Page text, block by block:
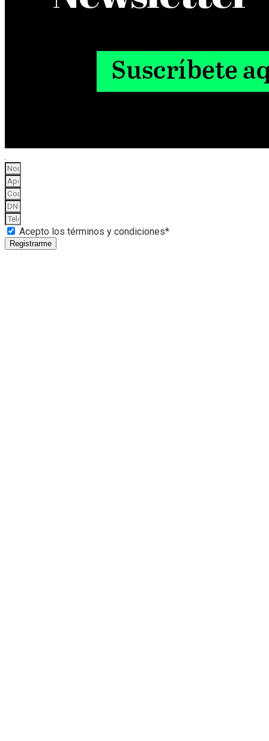
Acepto los términos y condiciones*
Registrarme